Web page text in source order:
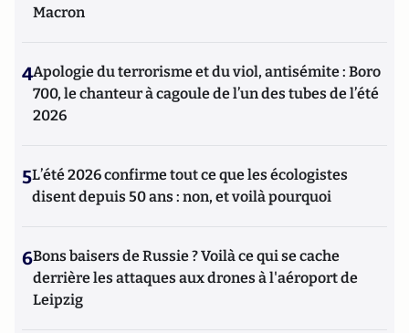
Macron
4Apologie du terrorisme et du viol, antisémite : Boro
700, le chanteur à cagoule de l’un des tubes de l’été
2026
5L’été 2026 confirme tout ce que les écologistes
disent depuis 50 ans : non, et voilà pourquoi
6Bons baisers de Russie ? Voilà ce qui se cache
derrière les attaques aux drones à l'aéroport de
Leipzig